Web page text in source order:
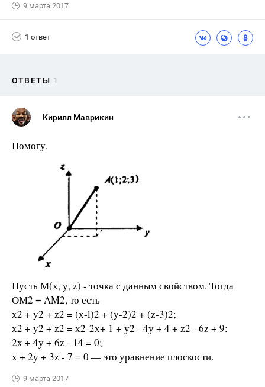
9 марта 2017
1 ответ
ОТВЕТЫ 1
Кирилл Маврикин
Помогу.
Пусть М(х, у, z) - точка с данным свойством. Тогда
ОМ2 = AM2, то есть
x2 + y2 + z2 = (х-l)2 + (y-2)2 + (z-3)2;
x2 + y2 + z2 = х2-2х+ 1 + у2 - 4у + 4 + z2 - 6z + 9;
2х + 4у + 6z - 14 = 0;
х + 2у + 3z - 7 = 0 — это уравнение плоскости.
9 марта 2017